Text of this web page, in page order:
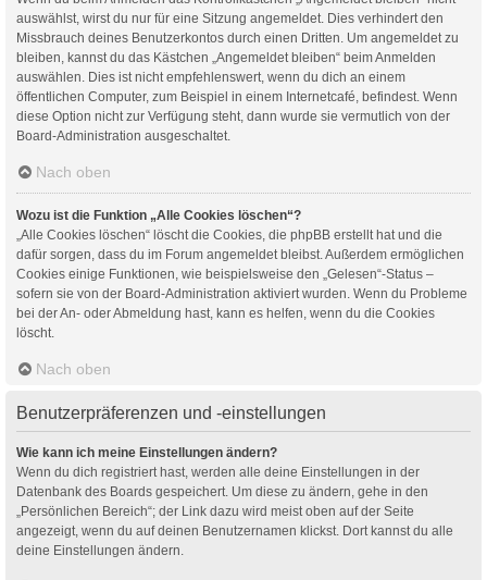
auswählst, wirst du nur für eine Sitzung angemeldet. Dies verhindert den
Missbrauch deines Benutzerkontos durch einen Dritten. Um angemeldet zu
bleiben, kannst du das Kästchen „Angemeldet bleiben“ beim Anmelden
auswählen. Dies ist nicht empfehlenswert, wenn du dich an einem
öffentlichen Computer, zum Beispiel in einem Internetcafé, befindest. Wenn
diese Option nicht zur Verfügung steht, dann wurde sie vermutlich von der
Board-Administration ausgeschaltet.
Nach oben
Wozu ist die Funktion „Alle Cookies löschen“?
„Alle Cookies löschen“ löscht die Cookies, die phpBB erstellt hat und die
dafür sorgen, dass du im Forum angemeldet bleibst. Außerdem ermöglichen
Cookies einige Funktionen, wie beispielsweise den „Gelesen“-Status –
sofern sie von der Board-Administration aktiviert wurden. Wenn du Probleme
bei der An- oder Abmeldung hast, kann es helfen, wenn du die Cookies
löscht.
Nach oben
Benutzerpräferenzen und -einstellungen
Wie kann ich meine Einstellungen ändern?
Wenn du dich registriert hast, werden alle deine Einstellungen in der
Datenbank des Boards gespeichert. Um diese zu ändern, gehe in den
„Persönlichen Bereich“; der Link dazu wird meist oben auf der Seite
angezeigt, wenn du auf deinen Benutzernamen klickst. Dort kannst du alle
deine Einstellungen ändern.